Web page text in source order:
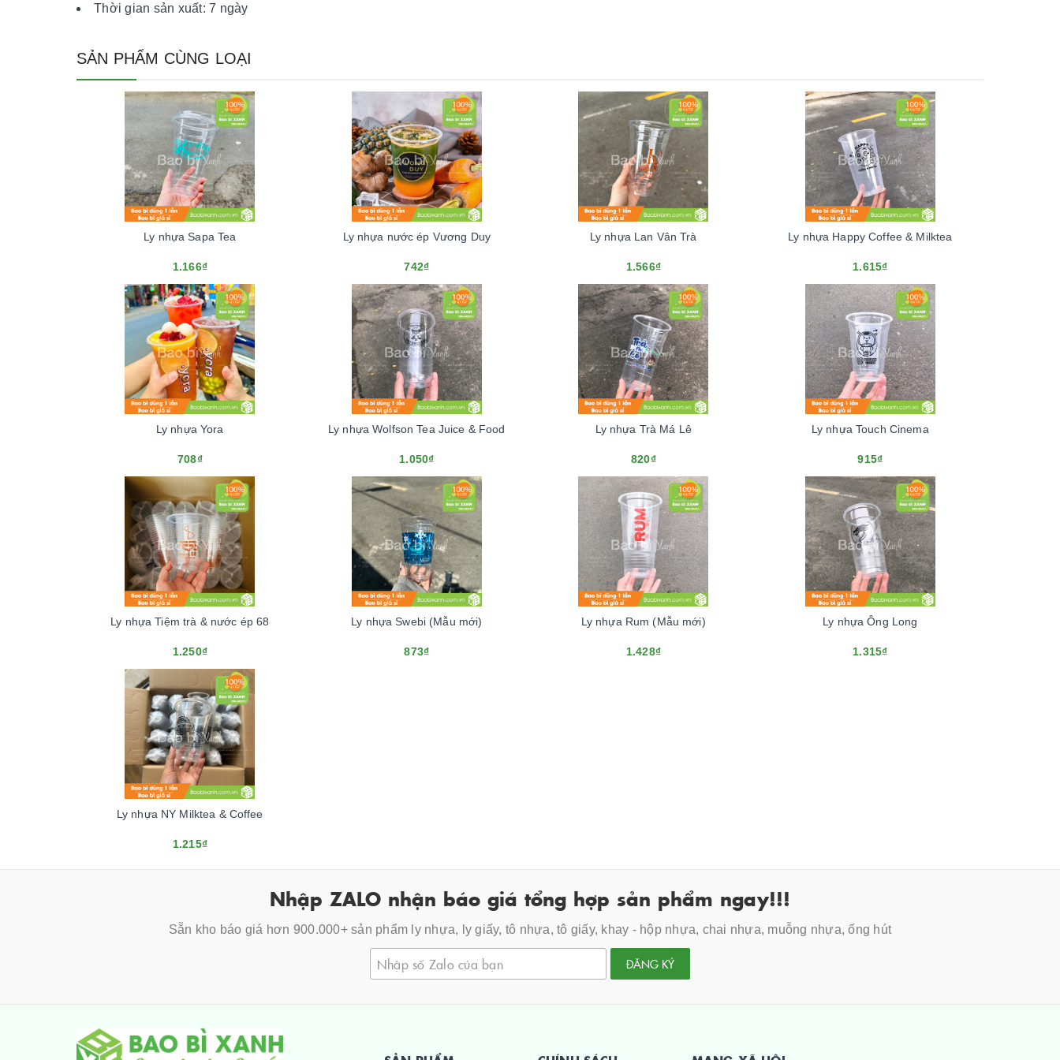
Thời gian sản xuất: 7 ngày
SẢN PHẨM CÙNG LOẠI
Ly nhựa Sapa Tea
1.166₫
Ly nhựa nước ép Vương Duy
742₫
Ly nhựa Lan Vân Trà
1.566₫
Ly nhựa Happy Coffee & Milktea
1.615₫
Ly nhựa Yora
708₫
Ly nhựa Wolfson Tea Juice & Food
1.050₫
Ly nhựa Trà Má Lê
820₫
Ly nhựa Touch Cinema
915₫
Ly nhựa Tiệm trà & nước ép 68
1.250₫
Ly nhựa Swebi (Mẫu mới)
873₫
Ly nhựa Rum (Mẫu mới)
1.428₫
Ly nhựa Ông Long
1.315₫
Ly nhựa NY Milktea & Coffee
1.215₫
Nhập ZALO nhận báo giá tổng hợp sản phẩm ngay!!!
Sẵn kho báo giá hơn 900.000+ sản phẩm ly nhựa, ly giấy, tô nhựa, tô giấy, khay - hộp nhựa, chai nhựa, muỗng nhựa, ống hút
ĐĂNG KÝ